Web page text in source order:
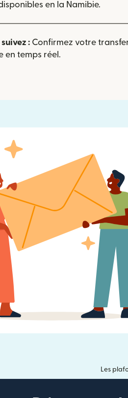
en la Namibie.
suivez : Confirmez votre
en temps réel.
Les